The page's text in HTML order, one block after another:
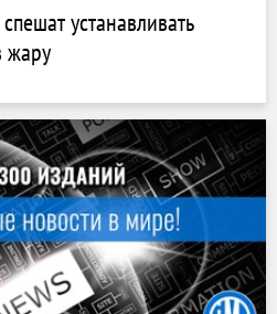
устанавливать
жару